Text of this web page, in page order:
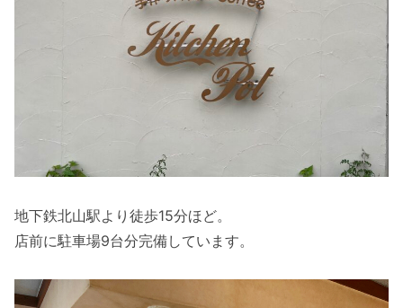
地下鉄北山駅より徒歩15分ほど。
店前に駐車場9台分完備しています。